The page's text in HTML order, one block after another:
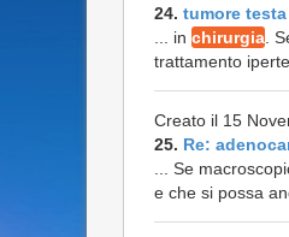
24. tumore
... in chirurgia .
trattamento
Creato il 15
25. Re:
... Se
e che si possa